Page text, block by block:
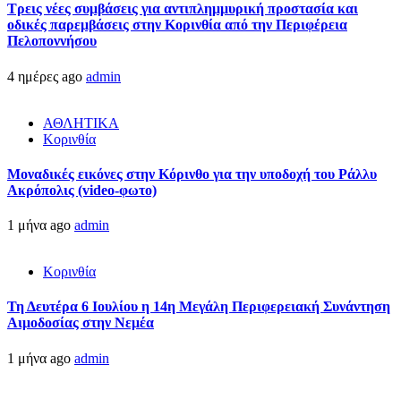
Τρεις νέες συμβάσεις για αντιπλημμυρική προστασία και
οδικές παρεμβάσεις στην Κορινθία από την Περιφέρεια
Πελοποννήσου
4 ημέρες ago admin
ΑΘΛΗΤΙΚΑ
Κορινθία
Μοναδικές εικόνες στην Κόρινθο για την υποδοχή του Ράλλυ
Ακρόπολις (video-φωτο)
1 μήνα ago admin
Κορινθία
Τη Δευτέρα 6 Ιουλίου η 14η Μεγάλη Περιφερειακή Συνάντηση
Αιμοδοσίας στην Νεμέα
1 μήνα ago admin